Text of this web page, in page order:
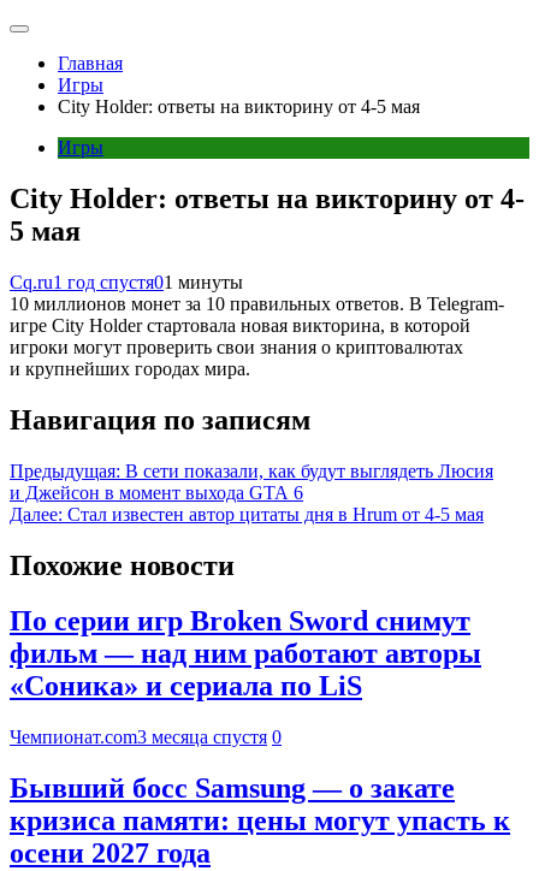
Главная
Игры
City Holder: ответы на викторину от 4-5 мая
Игры
City Holder: ответы на викторину от 4-
5 мая
Cq.ru1 год спустя01 минуты
10 миллионов монет за 10 правильных ответов. В Telegram-
игре City Holder стартовала новая викторина, в которой
игроки могут проверить свои знания о криптовалютах
и крупнейших городах мира.
Навигация по записям
Предыдущая: В сети показали, как будут выглядеть Люсия
и Джейсон в момент выхода GTA 6
Далее: Стал известен автор цитаты дня в Hrum от 4-5 мая
Похожие новости
По серии игр Broken Sword снимут
фильм — над ним работают авторы
«Соника» и сериала по LiS
Чемпионат.com3 месяца спустя 0
Бывший босс Samsung — о закате
кризиса памяти: цены могут упасть к
осени 2027 года